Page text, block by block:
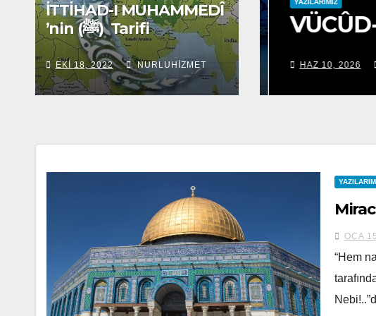
İTTİHAD-I MUHAMMEDÎ
’nin (ﷺ) Tarifi
EKI 18, 2022 NURLUHIZMET HAZ 10, 2026
OCA
“Hem